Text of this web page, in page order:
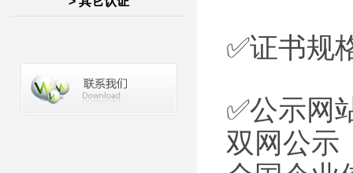
✅证书规
✅公示网
双网公示